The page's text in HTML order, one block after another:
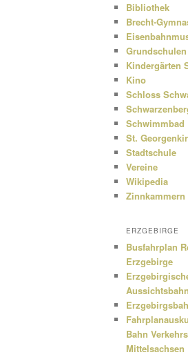
Bibliothek
Brecht-
Kindergärten
Kino
Schloss
Schwimmbad
St.
Stadtschule
Vereine
Wikipedia
Zinnkammern
ERZGEBIRGE
Busfahrplan
Erzgebirge
Aussichtsbahn
Bahn
Mittelsachsen